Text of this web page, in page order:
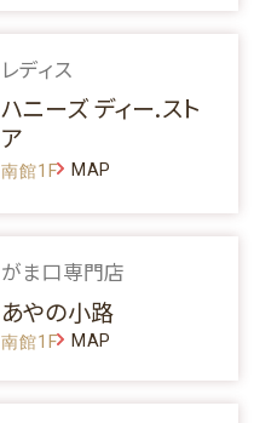
レディス
ハニーズ ディー.スト
ア
南館1F MAP
がま口専門店
あやの小路
南館1F MAP